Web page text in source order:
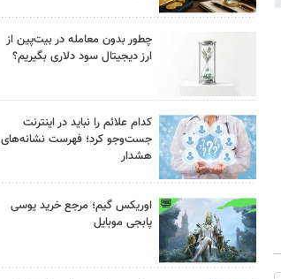
چطور بدون معامله در بیت‌پین از
ارز دیجیتال سود دلاری بگیریم؟
کدام علائم را نباید در اینترنت
جست‌وجو کرد؛ فهرست نشانه‌های
هشدار
اوریکس گیم؛ مرجع خرید یوسی
پابجی موبایل